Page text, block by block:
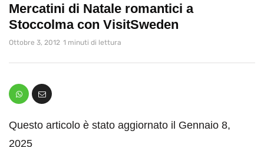
Mercatini di Natale romantici a
Stoccolma con VisitSweden
Ottobre 3, 2012 1 minuti di lettura
Questo articolo è stato aggiornato il Gennaio 8,
2025